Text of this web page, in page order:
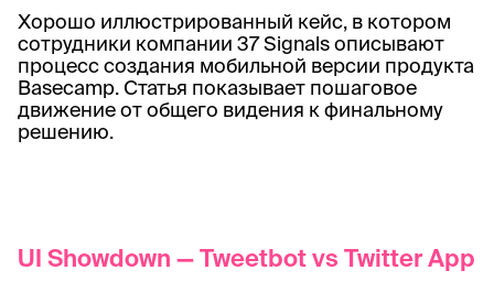
Хорошо иллюстрированный кейс, в котором
сотрудники компании 37 Signals описывают
процесс создания мобильной версии продукта
Basecamp. Статья показывает пошаговое
движение от общего видения к финальному
решению.
UI Showdown — Tweetbot vs Twitter App